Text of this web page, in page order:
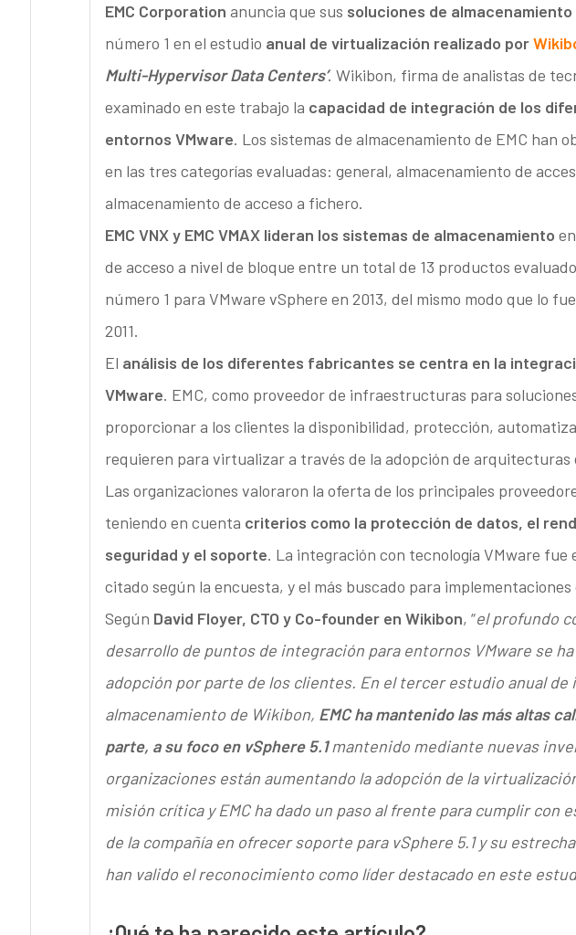
EMC Corporation anuncia que sus soluciones de almacenamiento
número 1 en el estudio anual de virtualización realizado por
Multi-Hypervisor Data Centers’. Wikibon, firma de analistas de
examinado en este trabajo la capacidad de integración de los
entornos VMware. Los sistemas de almacenamiento de EMC han
en las tres categorías evaluadas: general, almacenamiento de
almacenamiento de acceso a fichero.
EMC VNX y EMC VMAX lideran los sistemas de almacenamiento
de acceso a nivel de bloque entre un total de 13 productos
número 1 para VMware vSphere en 2013, del mismo modo que lo
2011.
El análisis de los diferentes fabricantes se centra en la
VMware. EMC, como proveedor de infraestructuras para
proporcionar a los clientes la disponibilidad, protección,
requieren para virtualizar a través de la adopción de arquitecturas
Las organizaciones valoraron la oferta de los principales
teniendo en cuenta criterios como la protección de datos, el
seguridad y el soporte. La integración con tecnología VMware
citado según la encuesta, y el más buscado para implementaciones
Según David Floyer, CTO y Co-founder en Wikibon, “el profundo
desarrollo de puntos de integración para entornos VMware se
adopción por parte de los clientes. En el tercer estudio anual de
almacenamiento de Wikibon, EMC ha mantenido las más altas
parte, a su foco en vSphere 5.1mantenido mediante nuevas
organizaciones están aumentando la adopción de la
misión crítica y EMC ha dado un paso al frente para cumplir con
de la compañía en ofrecer soporte para vSphere 5.1 y su
han valido el reconocimiento como líder destacado en este